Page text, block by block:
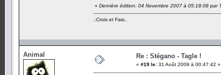
« Dernière édition: 04 Novembre 2007 à 05:18:08 par
.:Crois et Fais:.
Animal Re : Stégano - Tagle !
« #19 le: 31 Août 2009 à 00:47:42 »